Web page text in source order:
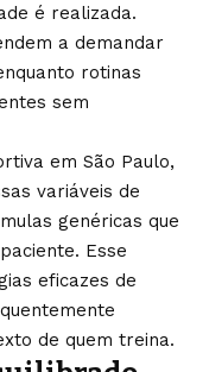
é realizada.
a demandar
rotinas
sem
em São Paulo,
variáveis de
genéricas que
Esse
eficazes de
de quem treina.